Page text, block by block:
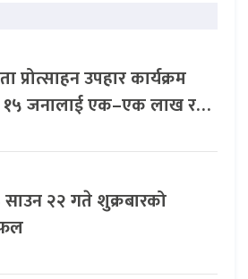
प्रोत्साहन उपहार कार्यक्रम
जनालाई एक–एक लाख र…
२२ गते शुक्रबारको